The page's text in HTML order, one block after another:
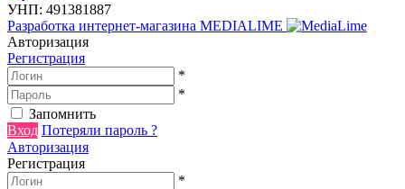
УНП: 491381887
Разработка интернет-магазина MEDIALIME
Авторизация
Регистрация
*
*
Запомнить
Вход Потеряли пароль ?
Авторизация
Регистрация
*